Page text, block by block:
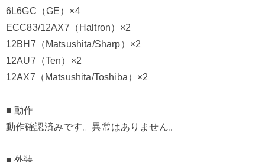
6L6GC（GE）×4
ECC83/12AX7（Haltron）×2
12BH7（Matsushita/Sharp）×2
12AU7（Ten）×2
12AX7（Matsushita/Toshiba）×2
■ 動作
動作確認済みです。異常はありません。
■ 外装